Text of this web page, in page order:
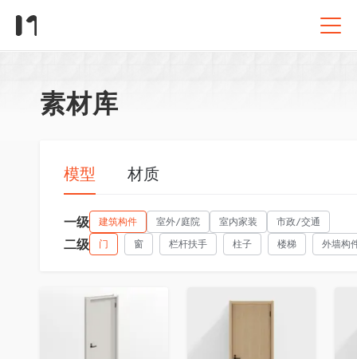
素材库
模型 材质
一级 建筑构件 室外/庭院 室内家装 市政/交通
二级 门 窗 栏杆扶手 柱子 楼梯 外墙构
收藏 收藏